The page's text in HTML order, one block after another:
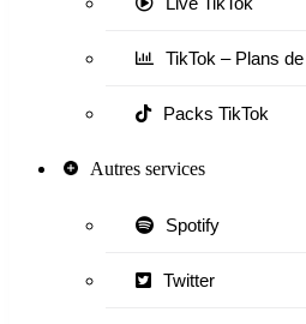
TikTok – Plans
Packs TikTok
Autres services
Spotify
Twitter